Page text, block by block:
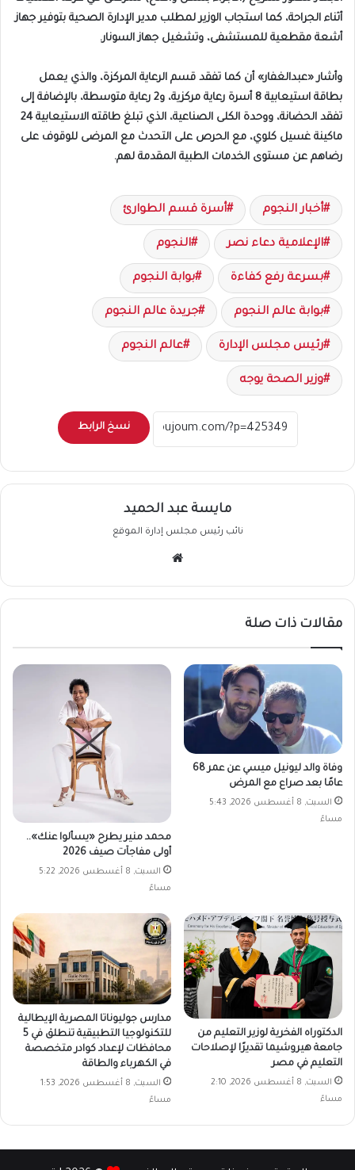
أثناء الجراحة، كما استجاب الوزير لمطلب مدير الإدارة الصحية بتوفير جهاز
أشعة مقطعية للمستشفى، وتشغيل جهاز السونار.
وأشار «عبدالغفار» أن كما تفقد قسم الرعاية المركزة، والذي يعمل
بطاقة استيعابية 8 أسرة رعاية مركزية، و2 رعاية متوسطة، بالإضافة إلى
تفقد الحضانة، ووحدة الكلى الصناعية، الذي تبلغ طاقته الاستيعابية 24
ماكينة غسيل كلوي، مع الحرص على التحدث مع المرضى للوقوف على
رضاهم عن مستوى الخدمات الطبية المقدمة لهم.
أخبار النجوم أسرة قسم الطوارئ
الإعلامية دعاء نصر النجوم
بسرعة رفع كفاءة بوابة النجوم
بوابة عالم النجوم جريدة عالم النجوم
رئيس مجلس الإدارة عالم النجوم
وزير الصحة يوجه
نسخ الرابط
مايسة عبد الحميد
نائب رئيس مجلس إدارة الموقع
مقالات ذات صلة
وفاة والد ليونيل ميسي عن عمر 68
عامًا بعد صراع مع المرض
السبت, 8 أغسطس 2026, 5:43
مساءً
محمد منير يطرح «يسألوا عنك»..
أولى مفاجآت صيف 2026
السبت, 8 أغسطس 2026, 5:22
مساءً
الدكتوراه الفخرية لوزير التعليم من
جامعة هيروشيما تقديرًا لإصلاحات
التعليم في مصر
السبت, 8 أغسطس 2026, 2:10
مساءً
مدارس جوليوناتا المصرية الإيطالية
للتكنولوجيا التطبيقية تنطلق في 5
محافظات لإعداد كوادر متخصصة
في الكهرباء والطاقة
السبت, 8 أغسطس 2026, 1:53
مساءً